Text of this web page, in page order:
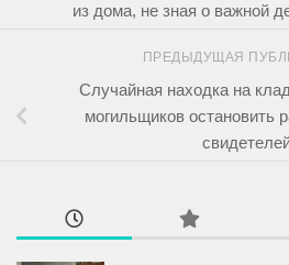
из дома, не зная о важной
ПРЕДЫДУЩАЯ
Случайная находка на
могильщиков остановить